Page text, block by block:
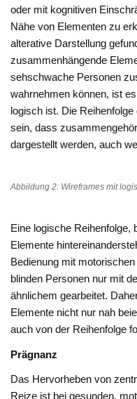
oder mit kognitiven
Nähe von Elementen zu
alterative Darstellung
zusammenhängende
sehschwache Personen
wahrnehmen können, ist
logisch ist. Die
sein, dass
dargestellt werden, auch
Abbildung 2: Wireframes mit
Eine logische Reihenfolge,
Elemente
Bedienung mit
blinden Personen nur mit
ähnlichem gearbeitet.
Elemente nicht nur nah
auch von der Reihenfolge
Prägnanz
Das Hervorheben von
Reize ist bei gesunden,